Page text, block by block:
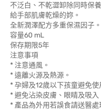
不泛白、不乾澀卸除同時保養
給手部肌膚乾燥的妳。
全新潤澤配方多重保濕因子。
容量60 mL
保存期限5年
注意事項
* 注意通風。
* 遠離火源及熱源。
* 孕婦及12歲以下孩童避免使
* 避免沾染皮膚、眼睛及吸入
* 產品為外用若誤食請送醫處